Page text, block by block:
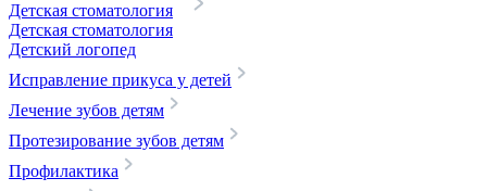
Детская стоматология
Детская стоматология
Детский логопед
Исправление прикуса у детей
Лечение зубов детям
Протезирование зубов детям
Профилактика